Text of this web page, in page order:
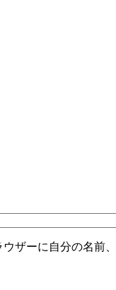
ザーに自分の名前